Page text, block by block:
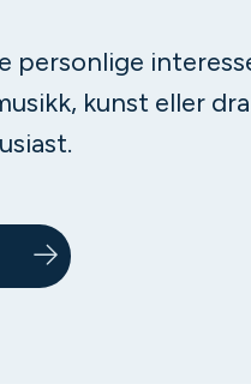
personlige
kunst eller